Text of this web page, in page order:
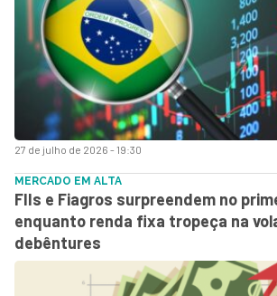
27 de julho de 2026 - 19:30
MERCADO EM ALTA
FIIs e Fiagros surpreendem no
enquanto renda fixa tropeça na
debêntures